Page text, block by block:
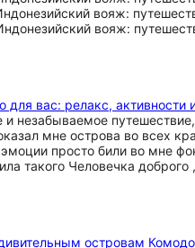
для вас: релакс,
незабываемое
мне острова во всех
просто били во мне
такого Человечка
островам Комодо